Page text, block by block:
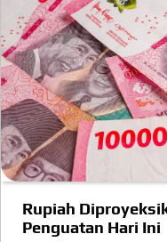
Rupiah
Penguatan Hari Ini